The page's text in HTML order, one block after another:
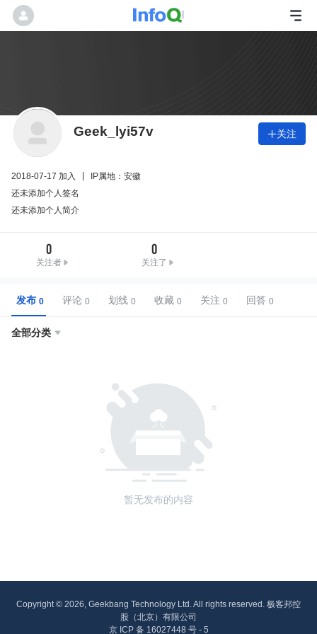
Geek_lyi57v 关注
2018-07-17 加入
IP属地：安徽
还未添加个人签名
还未添加个人简介
0
关注者
0
关注了
发布 评论 划线 收藏 关注 回答
全部分类 
暂无发布的内容
Copyright © 2026, Geekbang Technology Ltd. All rights reserved. 极客邦控
股（北京）有限公司
京 ICP 备 16027448 号 - 5